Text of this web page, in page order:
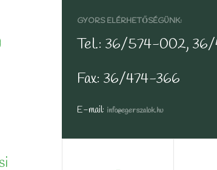
GYORS ELÉRHETŐSÉGÜNK:
Tel.: 36/574-002,
Fax: 36/474-366
E-mail: info@egerszalok.hu